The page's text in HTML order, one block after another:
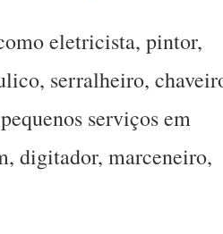
eletricista, pintor,
serralheiro,
serviços em
digitador, marceneiro,